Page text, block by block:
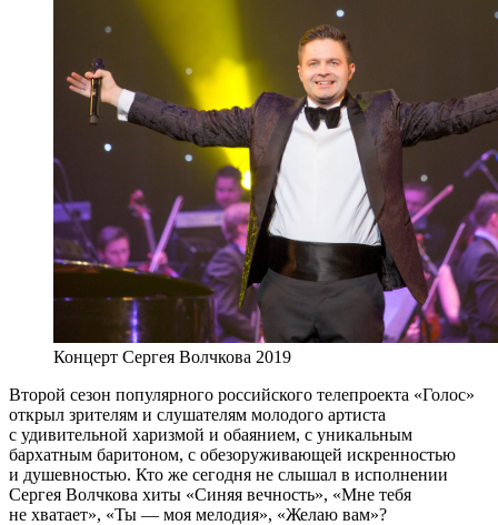
Концерт Сергея Волчкова 2019
Второй сезон популярного российского телепроекта «Голос»
открыл зрителям и слушателям молодого артиста
с удивительной харизмой и обаянием, с уникальным
бархатным баритоном, с обезоруживающей искренностью
и душевностью. Кто же сегодня не слышал в исполнении
Сергея Волчкова хиты «Синяя вечность», «Мне тебя
не хватает», «Ты — моя мелодия», «Желаю вам»?